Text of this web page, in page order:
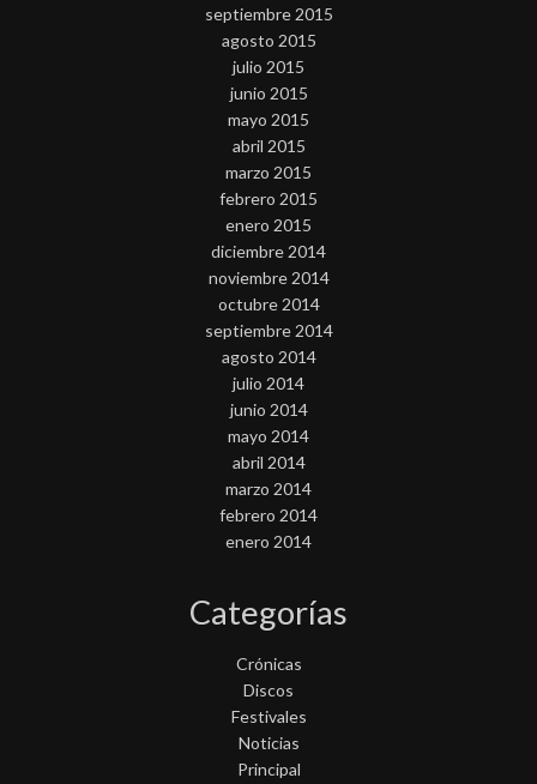
septiembre 2015
agosto 2015
julio 2015
junio 2015
mayo 2015
abril 2015
marzo 2015
febrero 2015
enero 2015
diciembre 2014
noviembre 2014
octubre 2014
septiembre 2014
agosto 2014
julio 2014
junio 2014
mayo 2014
abril 2014
marzo 2014
febrero 2014
enero 2014
Categorías
Crónicas
Discos
Festivales
Noticias
Principal